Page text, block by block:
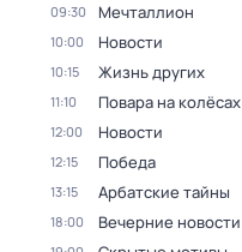
09:30 Мечталлион
10:00 Новости
10:15 Жизнь других
11:10 Повара на колёсах
12:00 Новости
12:15 Победа
13:15 Арбатские тайны
18:00 Вечерние новости